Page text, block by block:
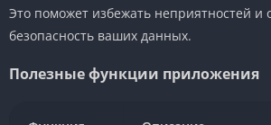
Это поможет избежать неприятностей и
безопасность ваших данных.
Полезные функции приложения